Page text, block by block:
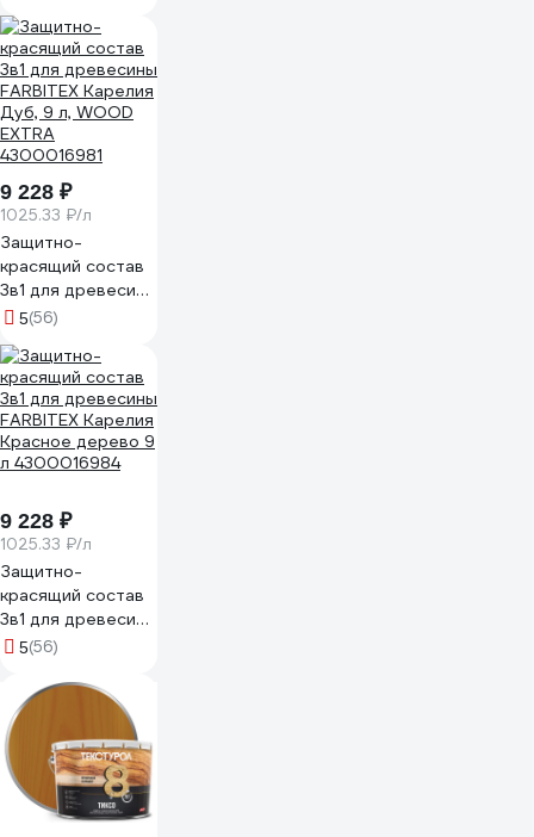
9 228 ₽
1025.33 ₽/л
Защитно-
красящий состав
3в1 для древесины
FARBITEX Карелия
EXTRA
4300016981
5(56)
9 228 ₽
1025.33 ₽/л
Защитно-
красящий состав
3в1 для древесины
FARBITEX Карелия
л 4300016984
5(56)